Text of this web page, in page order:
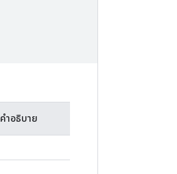
คำอธิบาย